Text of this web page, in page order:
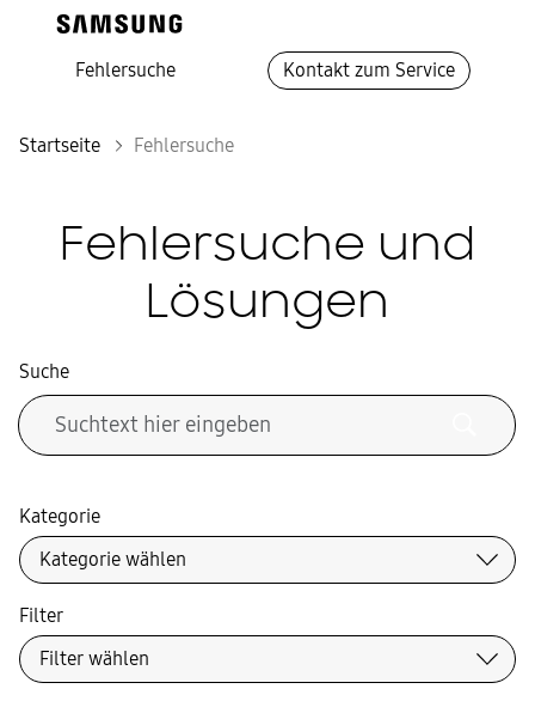
Fehlersuche Kontakt zum Service
Startseite Fehlersuche
Fehlersuche und
Lösungen
Suche
Kategorie
Filter